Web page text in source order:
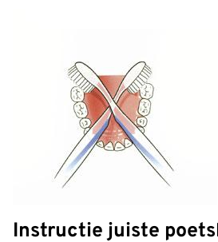
Instructie juiste